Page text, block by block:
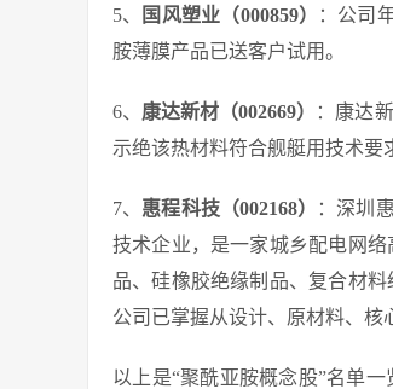
5、 国风塑业（000859）
：公司
胺薄膜产品已送客户试用。
6、 康达新材（002669）
：康达
示绝该热材料符合舰艇用技术要
7、 惠程科技（002168）
：深圳
技术企业，是一家城乡配电网
品、硅橡胶绝缘制品、复合材
公司已掌握从设计、原材料、核
以上是“聚酰亚胺概念股”名单